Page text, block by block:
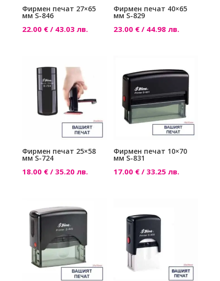
Фирмен печат 27×65
мм S-846
22.00 €/ 43.03 лв.
Фирмен печат 40×65
мм S-829
23.00 € / 44.98 лв.
Фирмен печат 25×58
мм S-724
18.00 €/ 35.20 лв.
Фирмен печат 10×70
мм S-831
17.00 € / 33.25 лв.